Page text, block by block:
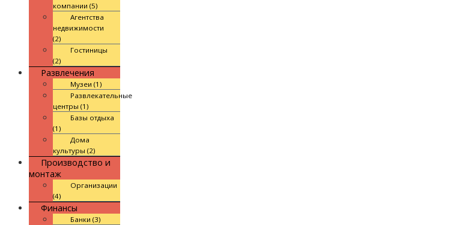
компании (5)
Агентства
недвижимости
(2)
Гостиницы
(2)
Развлечения
Музеи (1)
Развлекательные
центры (1)
Базы отдыха
(1)
Дома
культуры (2)
Производство и
монтаж
Организации
(4)
Финансы
Банки (3)